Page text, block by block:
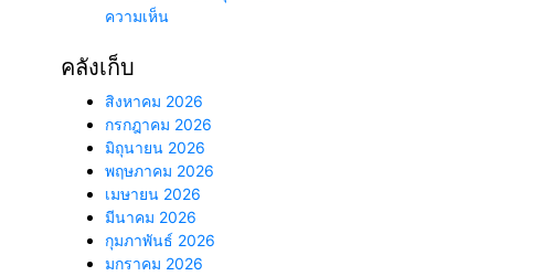
ความเห็น
คลังเก็บ
สิงหาคม 2026
กรกฎาคม 2026
มิถุนายน 2026
พฤษภาคม 2026
เมษายน 2026
มีนาคม 2026
กุมภาพันธ์ 2026
มกราคม 2026